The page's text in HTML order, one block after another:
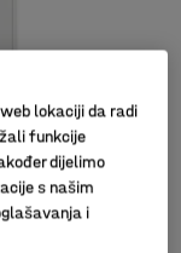
lokaciji da radi
funkcije
dijelimo
s našim
i